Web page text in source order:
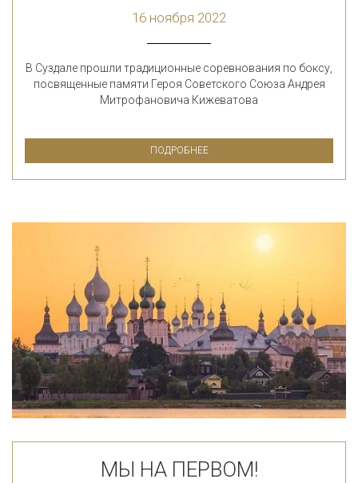
16 ноября 2022
В Суздале прошли традиционные соревнования по боксу,
посвященные памяти Героя Советского Союза Андрея
Митрофановича Кижеватова
ПОДРОБНЕЕ
МЫ НА ПЕРВОМ!